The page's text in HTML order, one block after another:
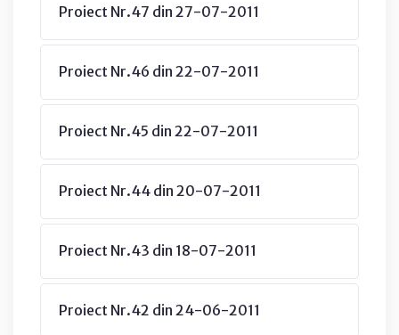
Proiect Nr.47 din 27-07-2011
Proiect Nr.46 din 22-07-2011
Proiect Nr.45 din 22-07-2011
Proiect Nr.44 din 20-07-2011
Proiect Nr.43 din 18-07-2011
Proiect Nr.42 din 24-06-2011